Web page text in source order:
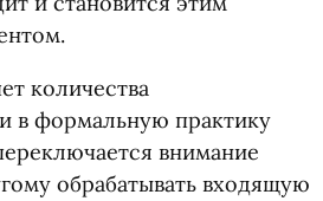
количества
в формальную практику
внимание
обрабатывать входящую